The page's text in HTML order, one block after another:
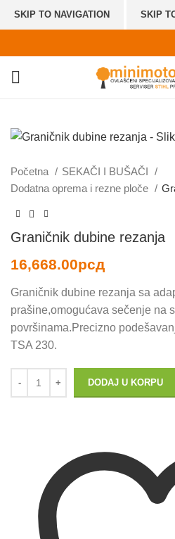
SKIP TO NAVIGATION SKIP
Početna
SEKAČI I BUŠAČI
Dodatna oprema i rezne ploče
Graničnik dubine rezanja
16,668.00рсд
Graničnik dubine rezanja sa
prašine,omogućava sečenje na
površinama.Precizno
TSA 230.
DODAJ U KORPU